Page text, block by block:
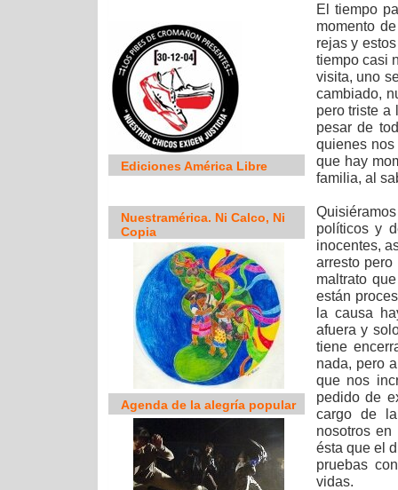
Ediciones América Libre
Nuestramérica. Ni Calco, Ni
Copia
Agenda de la alegría popular
El tiempo
momento
rejas y
tiempo casi
visita, uno
cambiado,
pero triste a
pesar de
quienes
que hay
familia, al
políticos y
inocentes,
arresto
maltrato
están
la causa
afuera y
tiene
nada, pero
que nos
pedido de
cargo de
nosotros
ésta que el
pruebas
vidas.